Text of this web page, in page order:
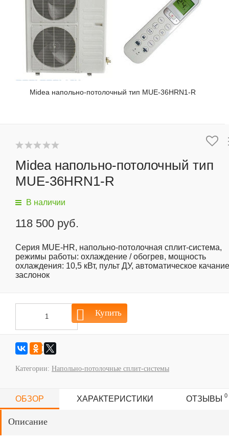
Midea напольно-потолочный тип MUE-36HRN1-R
Midea напольно-потолочный тип
MUE-36HRN1-R
В наличии
118 500 руб.
Серия MUE-HR, напольно-потолочная сплит-система,
режимы работы: охлаждение / обогрев, мощность
охлаждения: 10,5 кВт, пульт ДУ, автоматическое качание
заслонок
Купить
Категории: Напольно-потолочные сплит-системы
ОБЗОР ХАРАКТЕРИСТИКИ ОТЗЫВЫ 0
Описание